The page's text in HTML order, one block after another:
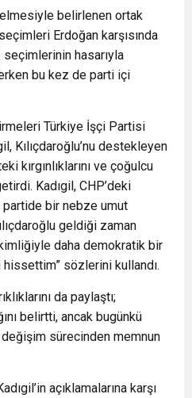
YAKIN İLGİ
belirlenen ortak
Erdoğan karşısında
hasarıyla
bu kez de parti içi
Türkiye İşçi Partisi
Kılıçdaroğlu’nu destekleyen
kırgınlıklarını ve çoğulcu
Kadıgil, CHP’deki
bir nebze umut
geldiği zaman
daha demokratik bir
sözlerini kullandı.
da paylaştı;
belirtti, ancak bugünkü
sürecinden memnun
açıklamalarına karşı